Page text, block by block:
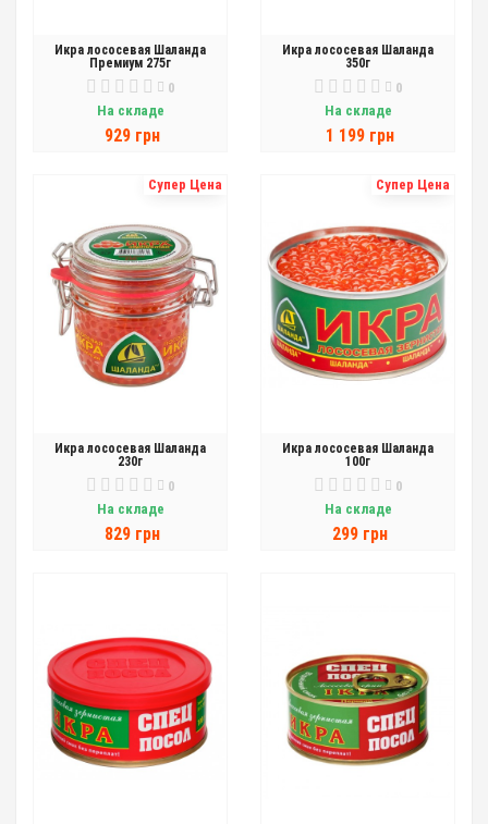
Икра лососевая Шаланда
Премиум 275г
0
На складе
929 грн
Икра лососевая Шаланда
350г
0
На складе
1 199 грн
Супер Цена
Икра лососевая Шаланда
230г
0
На складе
829 грн
Супер Цена
Икра лососевая Шаланда
100г
0
На складе
299 грн